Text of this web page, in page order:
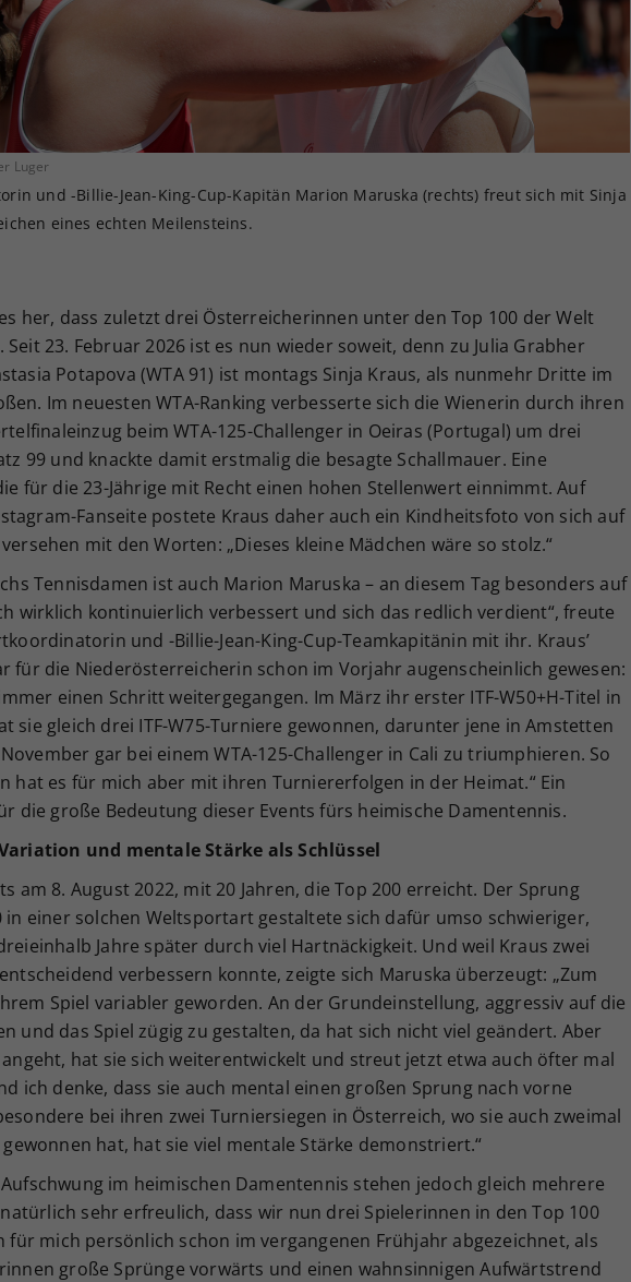
Luger
und -Billie-Jean-King-Cup-Kapitän Marion Maruska (rechts) freut sich mit Sinja
eines echten Meilensteins.
her, dass zuletzt drei Österreicherinnen unter den Top 100 der Welt
Seit 23. Februar 2026 ist es nun wieder soweit, denn zu Julia Grabher
Potapova (WTA 91) ist montags Sinja Kraus, als nunmehr Dritte im
Im neuesten WTA-Ranking verbesserte sich die Wienerin durch ihren
beim WTA-125-Challenger in Oeiras (Portugal) um drei
99 und knackte damit erstmalig die besagte Schallmauer. Eine
für die 23-Jährige mit Recht einen hohen Stellenwert einnimmt. Auf
Fanseite postete Kraus daher auch ein Kindheitsfoto von sich auf
mit den Worten: „Dieses kleine Mädchen wäre so stolz.“
Tennisdamen ist auch Marion Maruska – an diesem Tag besonders auf
wirklich kontinuierlich verbessert und sich das redlich verdient“, freute
und -Billie-Jean-King-Cup-Teamkapitänin mit ihr. Kraus’
für die Niederösterreicherin schon im Vorjahr augenscheinlich gewesen:
einen Schritt weitergegangen. Im März ihr erster ITF-W50+H-Titel in
sie gleich drei ITF-W75-Turniere gewonnen, darunter jene in Amstetten
gar bei einem WTA-125-Challenger in Cali zu triumphieren. So
hat es für mich aber mit ihren Turniererfolgen in der Heimat.“ Ein
die große Bedeutung dieser Events fürs heimische Damentennis.
und mentale Stärke als Schlüssel
am 8. August 2022, mit 20 Jahren, die Top 200 erreicht. Der Sprung
in einer solchen Weltsportart gestaltete sich dafür umso schwieriger,
Jahre später durch viel Hartnäckigkeit. Und weil Kraus zwei
verbessern konnte, zeigte sich Maruska überzeugt: „Zum
Spiel variabler geworden. An der Grundeinstellung, aggressiv auf die
und das Spiel zügig zu gestalten, da hat sich nicht viel geändert. Aber
hat sie sich weiterentwickelt und streut jetzt etwa auch öfter mal
ich denke, dass sie auch mental einen großen Sprung nach vorne
bei ihren zwei Turniersiegen in Österreich, wo sie auch zweimal
gewonnen hat, hat sie viel mentale Stärke demonstriert.“
im heimischen Damentennis stehen jedoch gleich mehrere
natürlich sehr erfreulich, dass wir nun drei Spielerinnen in den Top 100
für mich persönlich schon im vergangenen Frühjahr abgezeichnet, als
große Sprünge vorwärts und einen wahnsinnigen Aufwärtstrend
Ihrer vorgenommen Einstellungen, falls der
Webseiten-Betreiber dies eingestellt hat.